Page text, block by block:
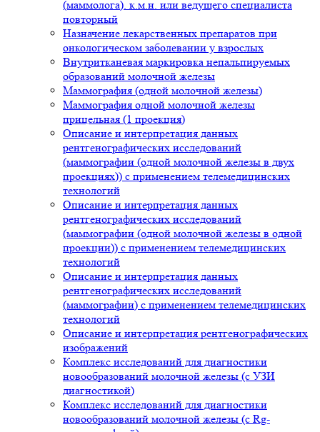
(маммолога). к.м.н. или ведущего специалиста
повторный
Назначение лекарственных препаратов при
онкологическом заболевании у взрослых
Внутритканевая маркировка непальпируемых
образований молочной железы
Маммография (одной молочной железы)
Маммография одной молочной железы
прицельная (1 проекция)
Описание и интерпретация данных
рентгенографических исследований
(маммографии (одной молочной железы в двух
проекциях)) с применением телемедицинских
технологий
Описание и интерпретация данных
рентгенографических исследований
(маммографии (одной молочной железы в одной
проекции)) с применением телемедицинских
технологий
Описание и интерпретация данных
рентгенографических исследований
(маммографии) с применением телемедицинских
технологий
Описание и интерпретация рентгенографических
изображений
Комплекс исследований для диагностики
новообразований молочной железы (с УЗИ
диагностикой)
Комплекс исследований для диагностики
новообразований молочной железы (с Rg-